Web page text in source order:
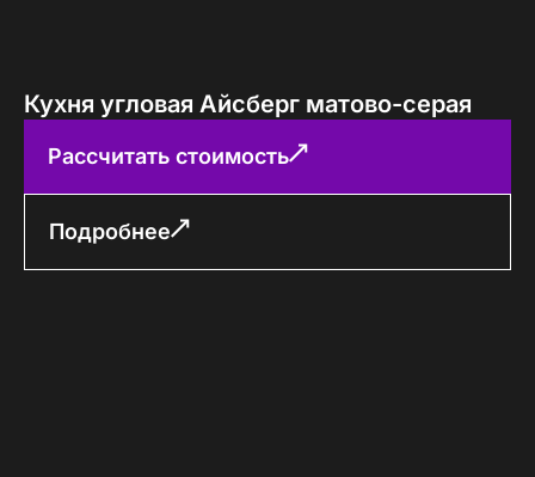
Кухня угловая Айсберг матово-серая
Рассчитать стоимость
Подробнее